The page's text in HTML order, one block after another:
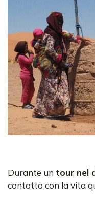
Durante un tour nel
contatto con la vita